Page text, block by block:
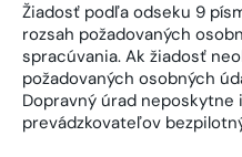
Žiadosť podľa odseku 9
rozsah požadovaných
spracúvania. Ak žiadosť
požadovaných osobných
Dopravný úrad
prevádzkovateľov